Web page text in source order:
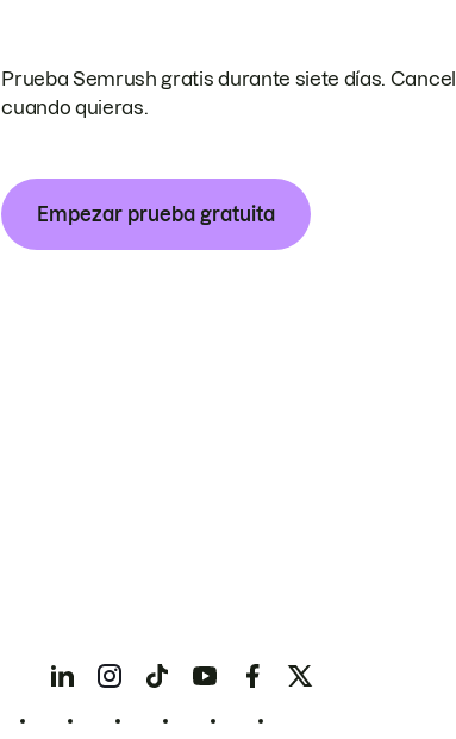
Prueba Semrush gratis durante siete días.
cuando quieras.
Empezar prueba gratuita